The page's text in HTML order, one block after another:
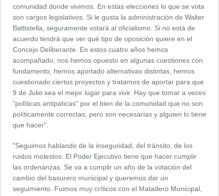
comunidad donde vivimos. En estas elecciones lo que se vota
son cargos legislativos. Si le gusta la administración de Walter
Battistella, seguramente votará al oficialismo. Si no está de
acuerdo tendrá que ver qué tipo de oposición quiere en el
Concejo Deliberante. En estos cuatro años hemos
acompañado, nos hemos opuesto en algunas cuestiones con
fundamento, hemos aportado alternativas distintas, hemos
cuestionado ciertos proyectos y tratamos de aportar para que
9 de Julio sea el mejor lugar para vivir. Hay que tomar a veces
"polìticas antipáticas" por el bien de la comunidad que no son
políticamente correctas, pero son necesarias y alguien lo tiene
que hacer".
"Seguimos hablando de la inseguridad, del tránsito, de los
ruidos molestos. El Poder Ejecutivo tiene que hacer cumplir
las ordenanzas. Se va a cumplir un año de la votación del
cambio del basurero municipal y queremos dar un
seguimiento. Fuimos muy críticos con el Matadero Municipal,